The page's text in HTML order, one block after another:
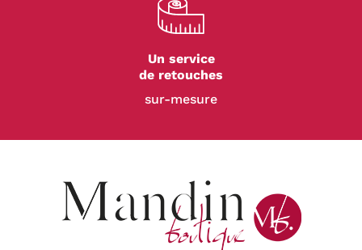
Un service
de retouches
sur-mesure